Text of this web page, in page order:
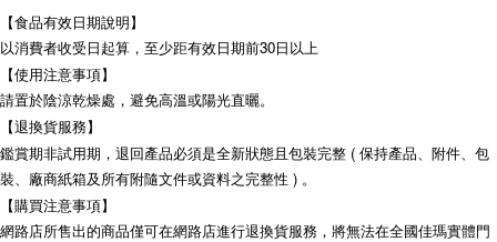
【食品有效日期說明】
以消費者收受日起算，至少距有效日期前30日以上
【使用注意事項】
請置於陰涼乾燥處，避免高溫或陽光直曬。
【退換貨服務】
鑑賞期非試用期，退回產品必須是全新狀態且包裝完整 ( 保持產品、附件、包
裝、廠商紙箱及所有附隨文件或資料之完整性 ) 。
【購買注意事項】
網路店所售出的商品僅可在網路店進行退換貨服務，將無法在全國佳瑪實體門